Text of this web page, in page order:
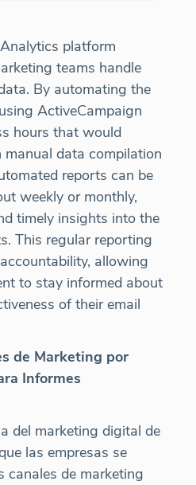
platform
teams handle
By automating the
ActiveCampaign
hours that would
data compilation
reports can be
weekly or monthly,
timely insights into the
This regular reporting
allowing
to stay informed about
of their email
de Marketing por
Informes
del marketing digital de
las empresas se
canales de marketing